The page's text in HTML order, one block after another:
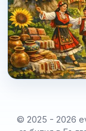
© 2025 - 2026